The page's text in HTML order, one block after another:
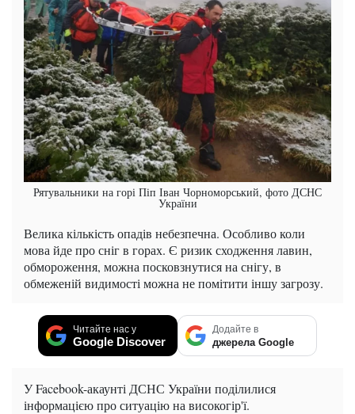
Рятувальники на горі Піп Іван Чорноморський, фото ДСНС
України
Велика кількість опадів небезпечна. Особливо коли
мова йде про сніг в горах. Є ризик сходження лавин,
обмороження, можна посковзнутися на снігу, в
обмеженій видимості можна не помітити іншу загрозу.
Читайте нас у
Google Discover
Додайте в
джерела Google
У Facebook-акаунті ДСНС України поділилися
інформацією про ситуацію на високогір'ї.